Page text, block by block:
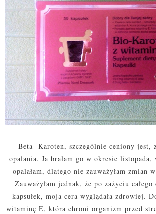
Beta- Karoten, szczególnie ceniony jest,
opalania. Ja brałam go w okresie
opalałam, dlatego nie zauważyłam zmian
Zauważyłam jednak, że po zażyciu
kapsułek, moja cera wyglądała zdrowiej.
witaminę E, która chroni organizm przed